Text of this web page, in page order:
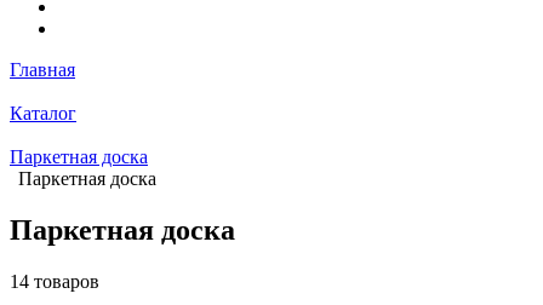
Главная
Каталог
Паркетная доска
Паркетная доска
Паркетная доска
14 товаров